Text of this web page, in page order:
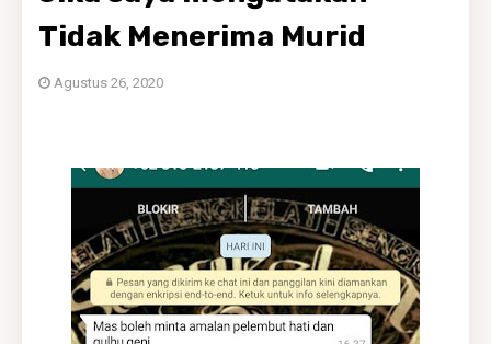
Tidak Menerima Murid
Agustus 26, 2020